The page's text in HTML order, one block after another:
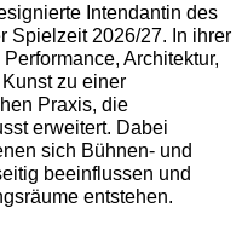
Intendantin des
Spielzeit 2026/27. In ihrer
Architektur,
zu einer
Praxis, die
erweitert. Dabei
sich Bühnen- und
beeinflussen und
entstehen.